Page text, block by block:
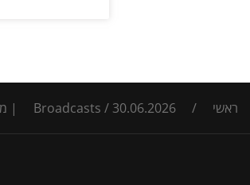
ראשי /
Broadcasts / 30.06.2026 | מדברים ברדיו